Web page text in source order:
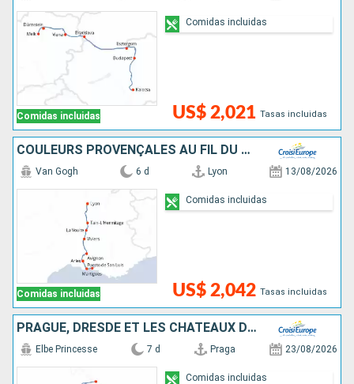
Comidas incluidas US$ 2,021 Tasas incluidas
Comidas incluidas
COULEURS PROVENÇALES AU FIL DU RHÔNE
Comidas incluidas
Van Gogh 6 d Lyon 13/08/2026
US$ 2,042 Tasas incluidas
Comidas incluidas
PRAGUE, DRESDE ET LES CHÂTEAUX DE BOHÊME, CROISIÈRE INÉDITE SUR L'ELBE ET LA MOLDAU SAUVAGE
Elbe Princesse 7 d Praga 23/08/2026
Comidas incluidas